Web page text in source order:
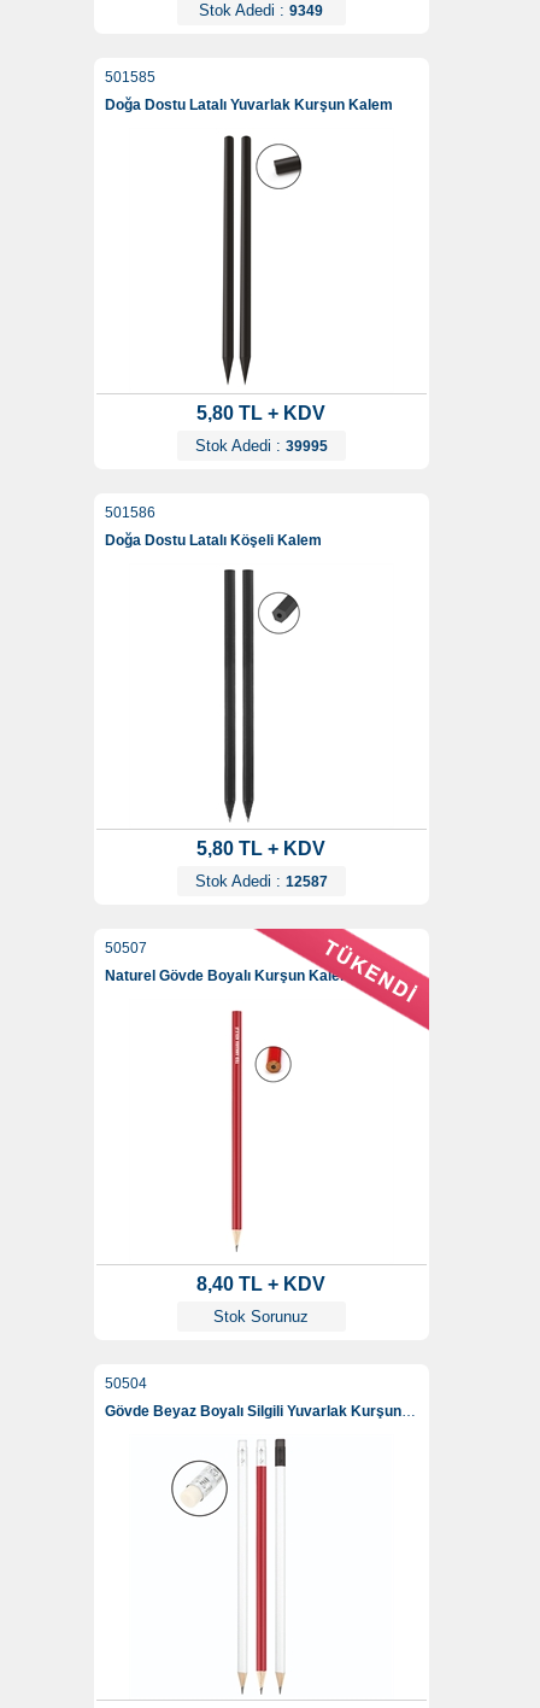
Stok Adedi : 9349
501585
Doğa Dostu Latalı Yuvarlak Kurşun Kalem
5,80 TL + KDV
Stok Adedi : 39995
501586
Doğa Dostu Latalı Köşeli Kalem
5,80 TL + KDV
Stok Adedi : 12587
50507
Naturel Gövde Boyalı Kurşun Kalem
8,40 TL + KDV
Stok Sorunuz
50504
Gövde Beyaz Boyalı Silgili Yuvarlak Kurşun Kalem